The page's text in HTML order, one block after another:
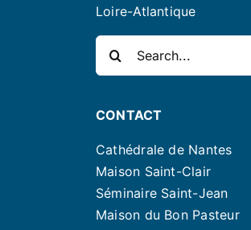
Loire-Atlantique
CONTACT
Cathédrale de Nantes
Maison Saint-Clair
Séminaire Saint-Jean
Maison du Bon Pasteur